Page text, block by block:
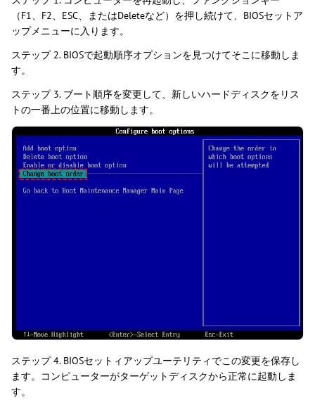
（F1、F2、ESC、またはDeleteなど）を押し続けて、BIOSセットア
ップメニューに入ります。
ステップ 2. BIOSで起動順序オプションを見つけてそこに移動しま
す。
ステップ 3. ブート順序を変更して、新しいハードディスクをリス
トの一番上の位置に移動します。
ステップ 4. BIOSセットィアップユーテリティでこの変更を保存し
ます。コンピューターがターゲットディスクから正常に起動しま
す。